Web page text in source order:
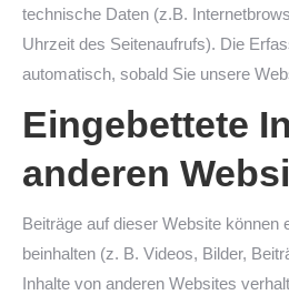
technische Daten (z.B.
Uhrzeit des Seitenaufrufs). Die
automatisch, sobald Sie unsere
Eingebettete
anderen
Beiträge auf dieser Website können
beinhalten (z. B. Videos, Bilder,
Inhalte von anderen Websites